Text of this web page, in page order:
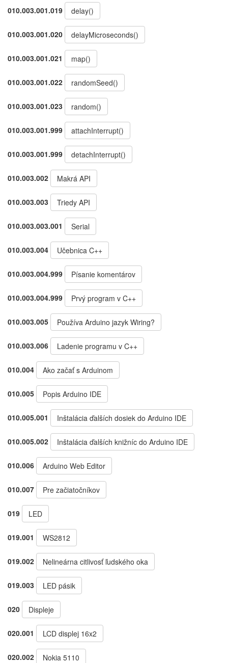
010.003.001.019 delay()
010.003.001.020 delayMicroseconds()
010.003.001.021 map()
010.003.001.022 randomSeed()
010.003.001.023 random()
010.003.001.999 attachInterrupt()
010.003.001.999 detachInterrupt()
010.003.002 Makrá API
010.003.003 Triedy API
010.003.003.001 Serial
010.003.004 Učebnica C++
010.003.004.999 Písanie komentárov
010.003.004.999 Prvý program v C++
010.003.005 Používa Arduino jazyk Wiring?
010.003.006 Ladenie programu v C++
010.004 Ako začať s Arduinom
010.005 Popis Arduino IDE
010.005.001 Inštalácia ďalších dosiek do Arduino IDE
010.005.002 Inštalácia ďalších knižníc do Arduino IDE
010.006 Arduino Web Editor
010.007 Pre začiatočníkov
019 LED
019.001 WS2812
019.002 Nelineárna citlivosť ľudského oka
019.003 LED pásik
020 Displeje
020.001 LCD displej 16x2
020.002 Nokia 5110